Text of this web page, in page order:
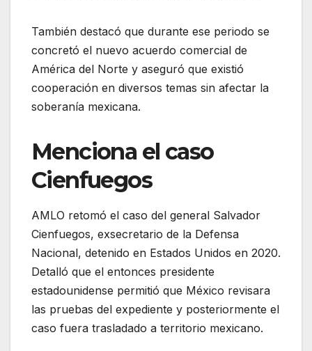
También destacó que durante ese periodo se
concretó el nuevo acuerdo comercial de
América del Norte y aseguró que existió
cooperación en diversos temas sin afectar la
soberanía mexicana.
Menciona el caso
Cienfuegos
AMLO retomó el caso del general Salvador
Cienfuegos, exsecretario de la Defensa
Nacional, detenido en Estados Unidos en 2020.
Detalló que el entonces presidente
estadounidense permitió que México revisara
las pruebas del expediente y posteriormente el
caso fuera trasladado a territorio mexicano.